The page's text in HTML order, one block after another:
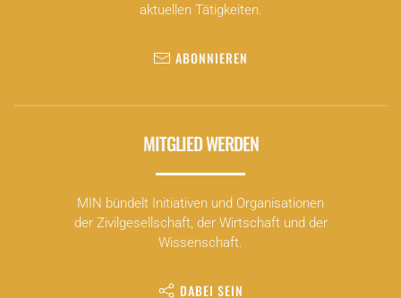
aktuellen Tätigkeiten.
ABONNIEREN
MITGLIED WERDEN
MIN bündelt Initiativen und Organisationen
der Zivilgesellschaft, der Wirtschaft und der
Wissenschaft.
DABEI SEIN